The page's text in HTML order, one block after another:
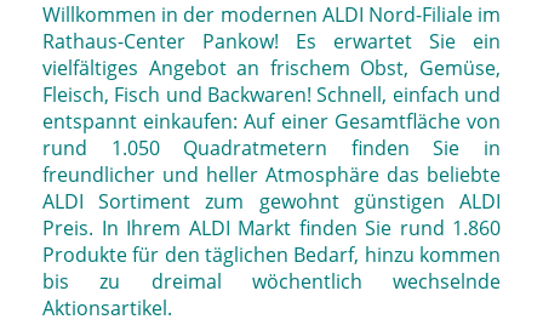
Willkommen in der modernen ALDI Nord-Filiale im
Rathaus-Center Pankow! Es erwartet Sie ein
vielfältiges Angebot an frischem Obst, Gemüse,
Fleisch, Fisch und Backwaren! Schnell, einfach und
entspannt einkaufen: Auf einer Gesamtfläche von
rund 1.050 Quadratmetern finden Sie in
freundlicher und heller Atmosphäre das beliebte
ALDI Sortiment zum gewohnt günstigen ALDI
Preis. In Ihrem ALDI Markt finden Sie rund 1.860
Produkte für den täglichen Bedarf, hinzu kommen
bis zu dreimal wöchentlich wechselnde
Aktionsartikel.